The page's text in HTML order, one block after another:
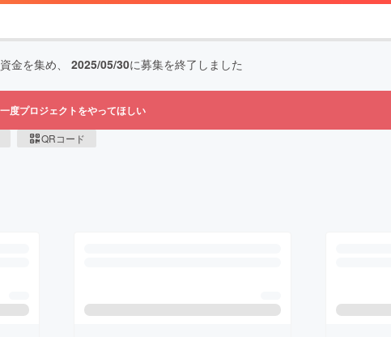
金を集め、 2025/05/30に募集を終了しました
度プロジェクトをやってほしい
QRコード